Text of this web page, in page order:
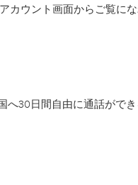
カウント画面からご覧に
へ30日間自由に通話がで